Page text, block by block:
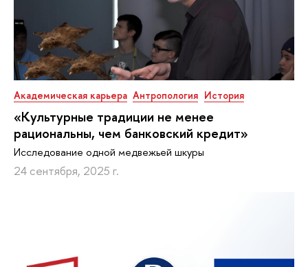
Академическая карьера Антропология История
«Культурные традиции не менее
рациональны, чем банковский кредит»
Исследование одной медвежьей шкуры
24 сентября, 2025 г.